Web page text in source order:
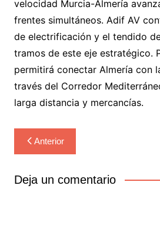
velocidad Murcia-Almería
frentes simultáneos. Adif AV
de electrificación y el tendido
tramos de este eje estratégico.
permitirá conectar Almería con
través del Corredor
larga distancia y mercancías.
Navegación
de
entradas
Anterior
Deja un comentario